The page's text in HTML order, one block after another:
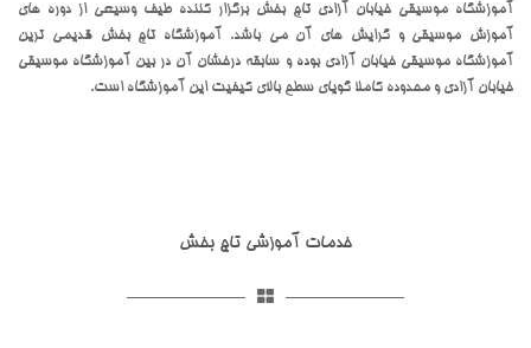
آموزشگاه موسیقی خیابان آزادی تاج بخش برگزار کننده طیف وسیعی از دوره های
آموزش موسیقی و گرایش های آن می باشد. آموزشگاه تاج بخش قدیمی ترین
آموزشگاه موسیقی خیابان آزادی بوده و سابقه درخشان آن در بین آموزشگاه موسیقی
خیابان آزادی و محدوده کاملا گویای سطح بالای کیفیت این آموزشگاه است.
خدمات آموزشی تاج بخش